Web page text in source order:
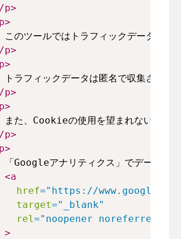
p>
p>
のツールではトラフィックデータの収
p>
p>
ラフィックデータは匿名で収集されて
p>
p>
た、Cookieの使用を望まれない場合は
p>
p>
Googleアナリティクス」でデータが収
<a
href=" https://
target=" _blank"
rel =" noopener noreferrer
>